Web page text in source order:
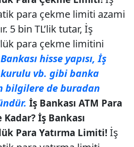
para çekme limiti azami
5 bin TL’lik tutar, İş
para çekme limitini
hisse yapısı, İş
vb. gibi banka
bilgilere de buradan
İş Bankası ATM Para
İş Bankası
Para Yatırma Limiti! İş